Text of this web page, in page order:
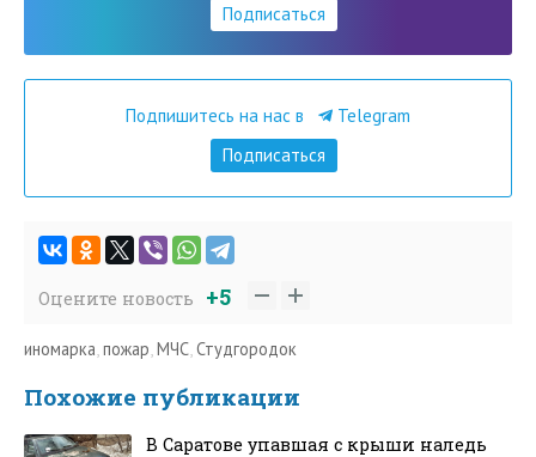
Подписаться
Подпишитесь на нас в
Telegram
Подписаться
Оцените новость +5
иномарка,пожар,МЧС,Студгородок
Похожие публикации
В Саратове упавшая с крыши наледь